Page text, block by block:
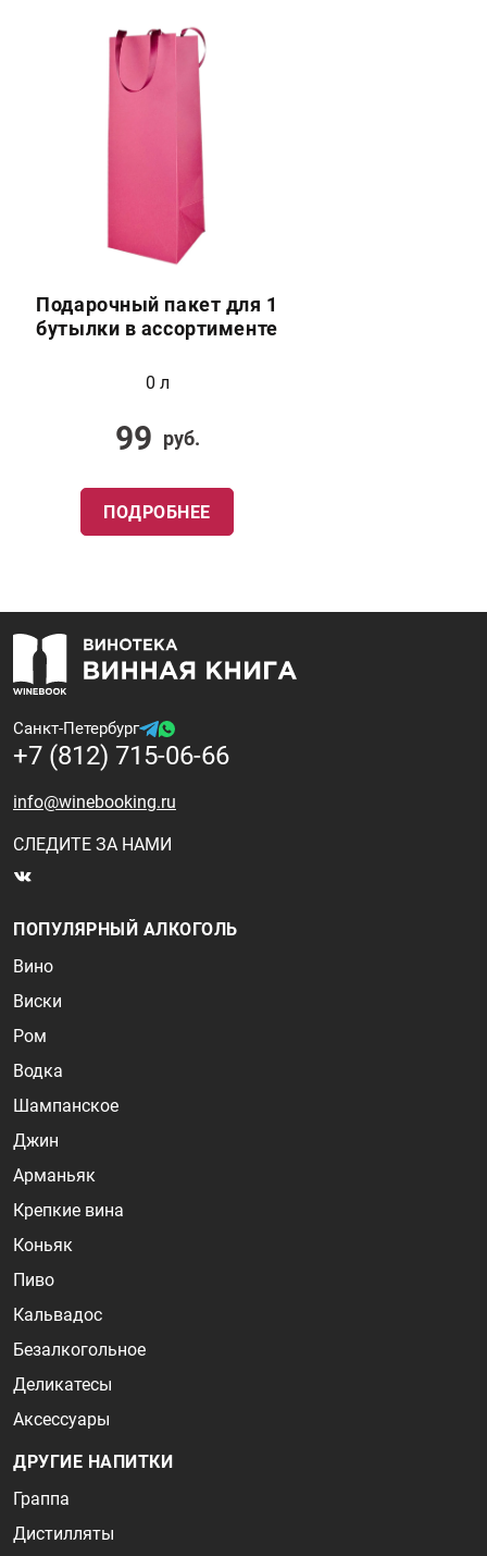
Подарочный пакет для 1
бутылки в ассортименте
0 л
99 руб.
ПОДРОБНЕЕ
Санкт-Петербург
+7 (812) 715-06-66
info@winebooking.ru
СЛЕДИТЕ ЗА НАМИ
ПОПУЛЯРНЫЙ АЛКОГОЛЬ
Вино
Виски
Ром
Водка
Шампанское
Джин
Арманьяк
Крепкие вина
Коньяк
Пиво
Кальвадос
Безалкогольное
Деликатесы
Аксессуары
ДРУГИЕ НАПИТКИ
Граппа
Дистилляты